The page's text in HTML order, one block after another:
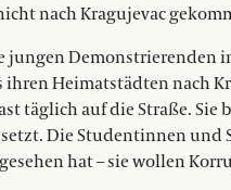
nach Kragujevac
jungen Demonstrierenden
Heimatstädten nach
täglich auf die Straße.
Die Studentinnen
hat – sie wollen